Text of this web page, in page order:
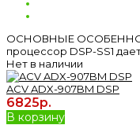
ОСНОВНЫЕ
процессор DSP-SS1
Нет в наличии
ACV ADX-907BM DSP
6825р.
В корзину